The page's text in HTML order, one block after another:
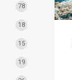
78
18
15
19